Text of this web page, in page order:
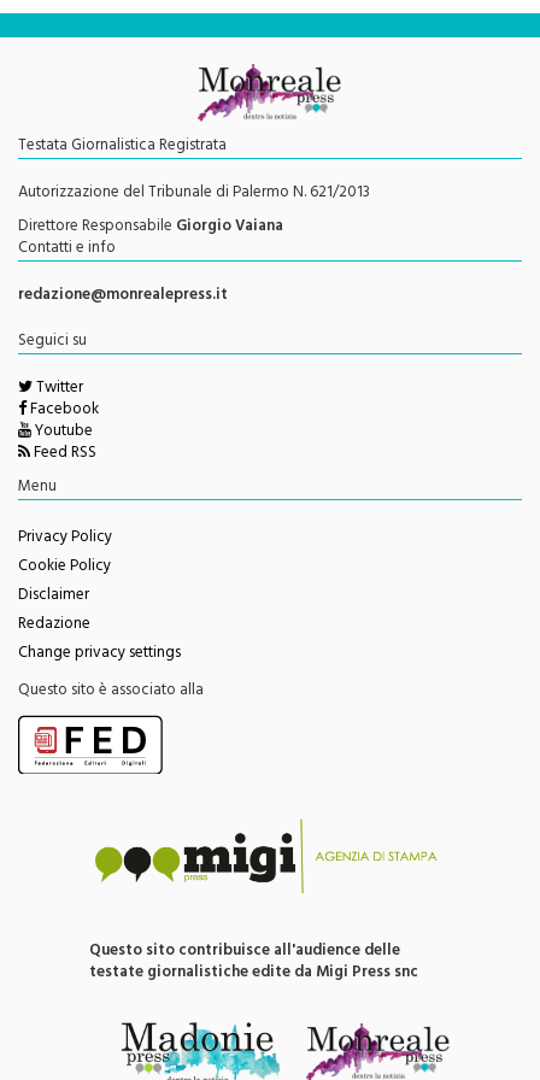
« Precedente1…246247248249250…287Successivo »
Testata Giornalistica Registrata
Autorizzazione del Tribunale di Palermo N. 621/2013
Direttore ResponsabileGiorgio Vaiana
Contatti e info
redazione@monrealepress.it
Seguici su
Twitter
Facebook
Youtube
Feed RSS
Privacy Policy
Cookie Policy
Disclaimer
Redazione
Change privacy settings
Questo sito è associato alla
Questo sito contribuisce all'audience delle